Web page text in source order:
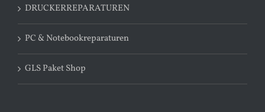
DRUCKERREPARATUREN
PC & Notebookreparaturen
GLS Paket Shop